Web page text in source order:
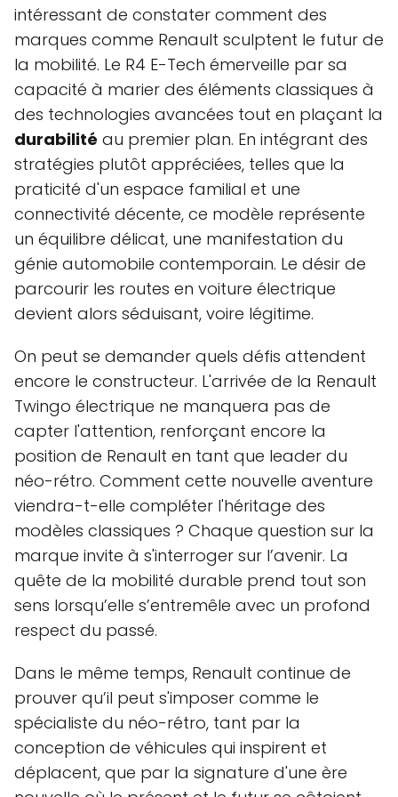
intéressant de constater comment des
marques comme Renault sculptent le futur de
la mobilité. Le R4 E-Tech émerveille par sa
capacité à marier des éléments classiques à
des technologies avancées tout en plaçant la
durabilité au premier plan. En intégrant des
stratégies plutôt appréciées, telles que la
praticité d'un espace familial et une
connectivité décente, ce modèle représente
un équilibre délicat, une manifestation du
génie automobile contemporain. Le désir de
parcourir les routes en voiture électrique
devient alors séduisant, voire légitime.
On peut se demander quels défis attendent
encore le constructeur. L'arrivée de la Renault
Twingo électrique ne manquera pas de
capter l'attention, renforçant encore la
position de Renault en tant que leader du
néo-rétro. Comment cette nouvelle aventure
viendra-t-elle compléter l'héritage des
modèles classiques ? Chaque question sur la
marque invite à s'interroger sur l’avenir. La
quête de la mobilité durable prend tout son
sens lorsqu’elle s’entremêle avec un profond
respect du passé.
Dans le même temps, Renault continue de
prouver qu’il peut s'imposer comme le
spécialiste du néo-rétro, tant par la
conception de véhicules qui inspirent et
déplacent, que par la signature d'une ère